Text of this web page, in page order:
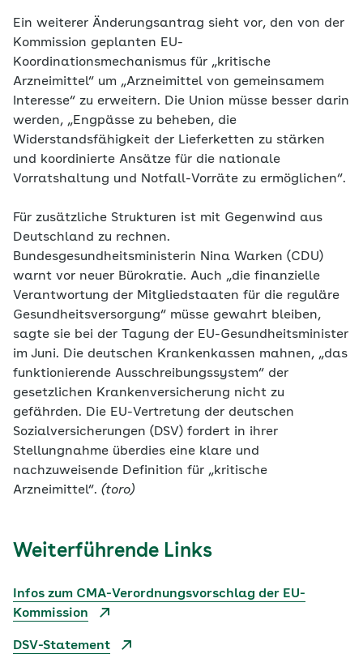
Ein weiterer Änderungsantrag sieht vor, den von der
Kommission geplanten EU-
Koordinationsmechanismus für „kritische
Arzneimittel“ um „Arzneimittel von gemeinsamem
Interesse“ zu erweitern. Die Union müsse besser darin
werden, „Engpässe zu beheben, die
Widerstandsfähigkeit der Lieferketten zu stärken
und koordinierte Ansätze für die nationale
Vorratshaltung und Notfall-Vorräte zu ermöglichen“.
Für zusätzliche Strukturen ist mit Gegenwind aus
Deutschland zu rechnen.
Bundesgesundheitsministerin Nina Warken (CDU)
warnt vor neuer Bürokratie. Auch „die finanzielle
Verantwortung der Mitgliedstaaten für die reguläre
Gesundheitsversorgung“ müsse gewahrt bleiben,
sagte sie bei der Tagung der EU-Gesundheitsminister
im Juni. Die deutschen Krankenkassen mahnen, „das
funktionierende Ausschreibungssystem“ der
gesetzlichen Krankenversicherung nicht zu
gefährden. Die EU-Vertretung der deutschen
Sozialversicherungen (DSV) fordert in ihrer
Stellungnahme überdies eine klare und
nachzuweisende Definition für „kritische
Arzneimittel“. (toro)
Weiterführende Links
Infos zum CMA-Verordnungsvorschlag der EU-
Kommission
DSV-Statement